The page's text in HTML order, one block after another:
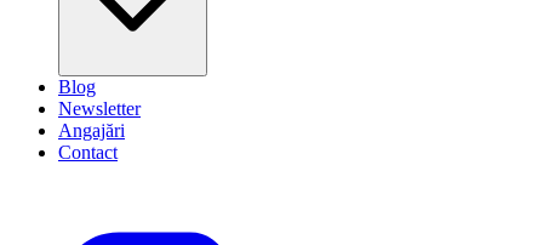
Blog
Newsletter
Angajări
Contact